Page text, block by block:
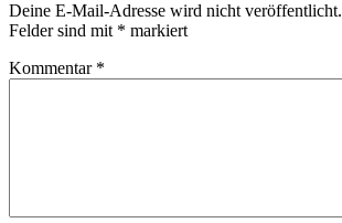
Deine E-Mail-Adresse wird nicht veröffentlicht.
Felder sind mit * markiert
Kommentar *